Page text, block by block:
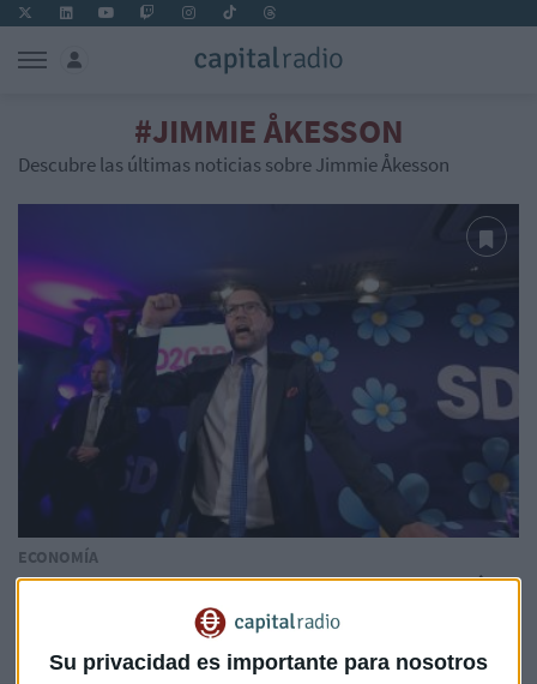
Su privacidad es importante para nosotros
#JIMMIE ÅKESSON
Descubre las últimas noticias sobre Jimmie Åkesson
ECONOMÍA
La ultraderecha se convierte en tercera fuerza política